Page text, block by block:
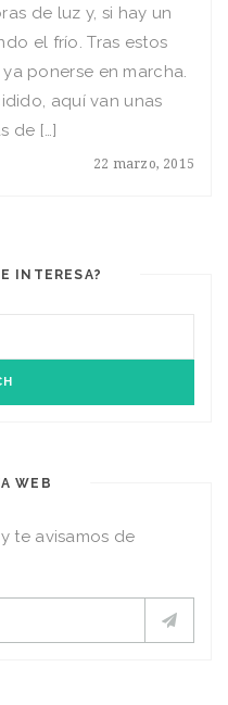
22 marzo, 2015
de luz y, si hay un
el frío. Tras estos
ponerse en marcha.
aquí van unas
de […]
INTERESA?
WEB
te avisamos de